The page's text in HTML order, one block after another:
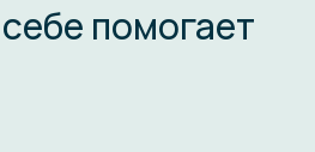
помогает